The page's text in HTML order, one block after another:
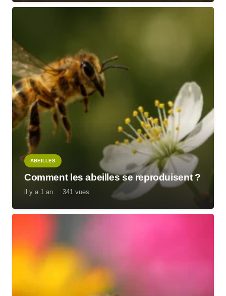
ABEILLES
Comment les abeilles se reproduisent ?
il y a 1 an 341 vues